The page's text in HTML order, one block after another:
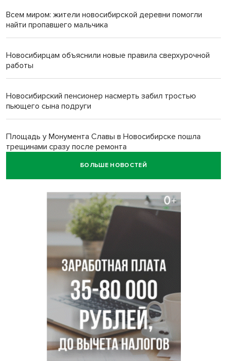
Всем миром: жители новосибирской деревни помогли
найти пропавшего мальчика
Новосибирцам объяснили новые правила сверхурочной
работы
Новосибирский пенсионер насмерть забил тростью
пьющего сына подруги
Площадь у Монумента Славы в Новосибирске пошла
трещинами сразу после ремонта
Африканский врач поразил новосибирцев в травмпункте
Покрытие рулежных дорожек обновили в аэропорту
Толмачево по нацпроекту
В Новосибирске зафиксирован рост заболеваемости
энтеровирусной инфекцией
В Новосибирске осудили внука за продажу дедова ружья
БОЛЬШЕ НОВОСТЕЙ